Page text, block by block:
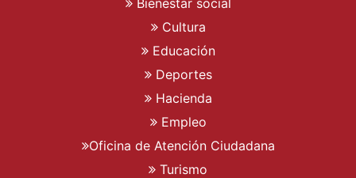
Cultura
Educación
Deportes
Hacienda
Empleo
Oficina de Atención Ciudadana
Turismo